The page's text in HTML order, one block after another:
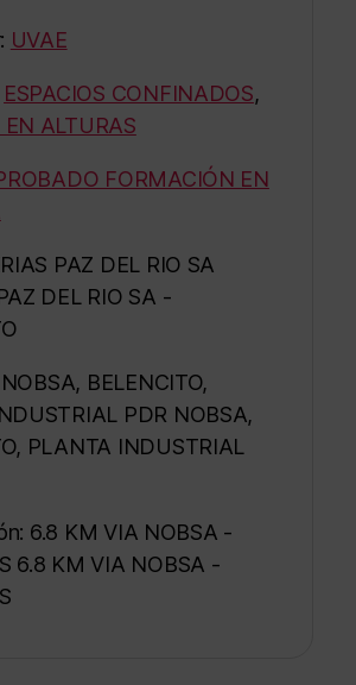
UVAE
ESPACIOS CONFINADOS,
ALTURAS
FORMACIÓN EN
PAZ DEL RIO SA
DEL RIO SA -
BELENCITO,
PDR NOBSA,
PLANTA INDUSTRIAL
6.8 KM VIA NOBSA -
6.8 KM VIA NOBSA -